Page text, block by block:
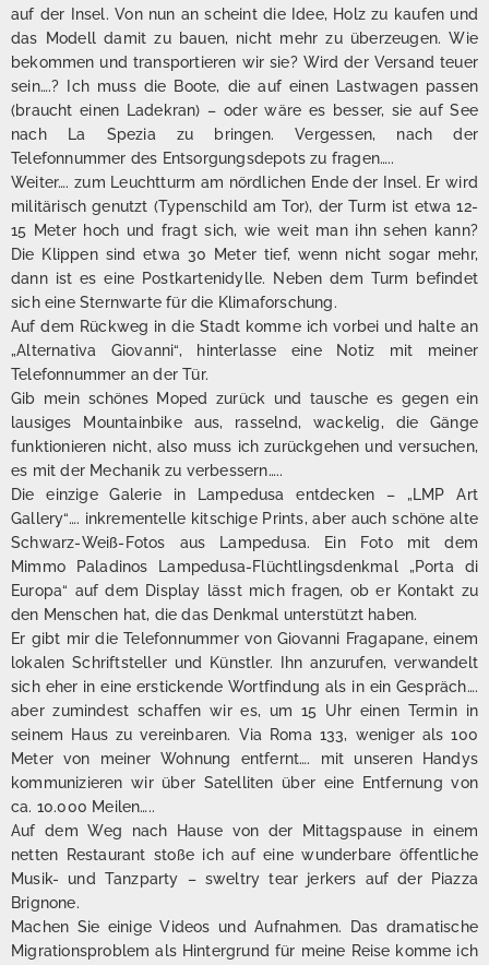
auf der Insel. Von nun an scheint die Idee, Holz zu kaufen und
das Modell damit zu bauen, nicht mehr zu überzeugen. Wie
bekommen und transportieren wir sie? Wird der Versand teuer
sein….? Ich muss die Boote, die auf einen Lastwagen passen
(braucht einen Ladekran) – oder wäre es besser, sie auf See
nach La Spezia zu bringen. Vergessen, nach der
Telefonnummer des Entsorgungsdepots zu fragen…..
Weiter…. zum Leuchtturm am nördlichen Ende der Insel. Er wird
militärisch genutzt (Typenschild am Tor), der Turm ist etwa 12-
15 Meter hoch und fragt sich, wie weit man ihn sehen kann?
Die Klippen sind etwa 30 Meter tief, wenn nicht sogar mehr,
dann ist es eine Postkartenidylle. Neben dem Turm befindet
sich eine Sternwarte für die Klimaforschung.
Auf dem Rückweg in die Stadt komme ich vorbei und halte an
„Alternativa Giovanni“, hinterlasse eine Notiz mit meiner
Telefonnummer an der Tür.
Gib mein schönes Moped zurück und tausche es gegen ein
lausiges Mountainbike aus, rasselnd, wackelig, die Gänge
funktionieren nicht, also muss ich zurückgehen und versuchen,
es mit der Mechanik zu verbessern…..
Die einzige Galerie in Lampedusa entdecken – „LMP Art
Gallery“…. inkrementelle kitschige Prints, aber auch schöne alte
Schwarz-Weiß-Fotos aus Lampedusa. Ein Foto mit dem
Mimmo Paladinos Lampedusa-Flüchtlingsdenkmal „Porta di
Europa“ auf dem Display lässt mich fragen, ob er Kontakt zu
den Menschen hat, die das Denkmal unterstützt haben.
Er gibt mir die Telefonnummer von Giovanni Fragapane, einem
lokalen Schriftsteller und Künstler. Ihn anzurufen, verwandelt
sich eher in eine erstickende Wortfindung als in ein Gespräch….
aber zumindest schaffen wir es, um 15 Uhr einen Termin in
seinem Haus zu vereinbaren. Via Roma 133, weniger als 100
Meter von meiner Wohnung entfernt…. mit unseren Handys
kommunizieren wir über Satelliten über eine Entfernung von
ca. 10.000 Meilen…..
Auf dem Weg nach Hause von der Mittagspause in einem
netten Restaurant stoße ich auf eine wunderbare öffentliche
Musik- und Tanzparty – sweltry tear jerkers auf der Piazza
Brignone.
Machen Sie einige Videos und Aufnahmen. Das dramatische
Migrationsproblem als Hintergrund für meine Reise komme ich